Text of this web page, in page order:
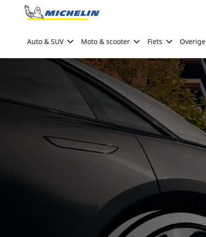
Go to page content
Auto & SUV Moto & scooter Fiets Overige